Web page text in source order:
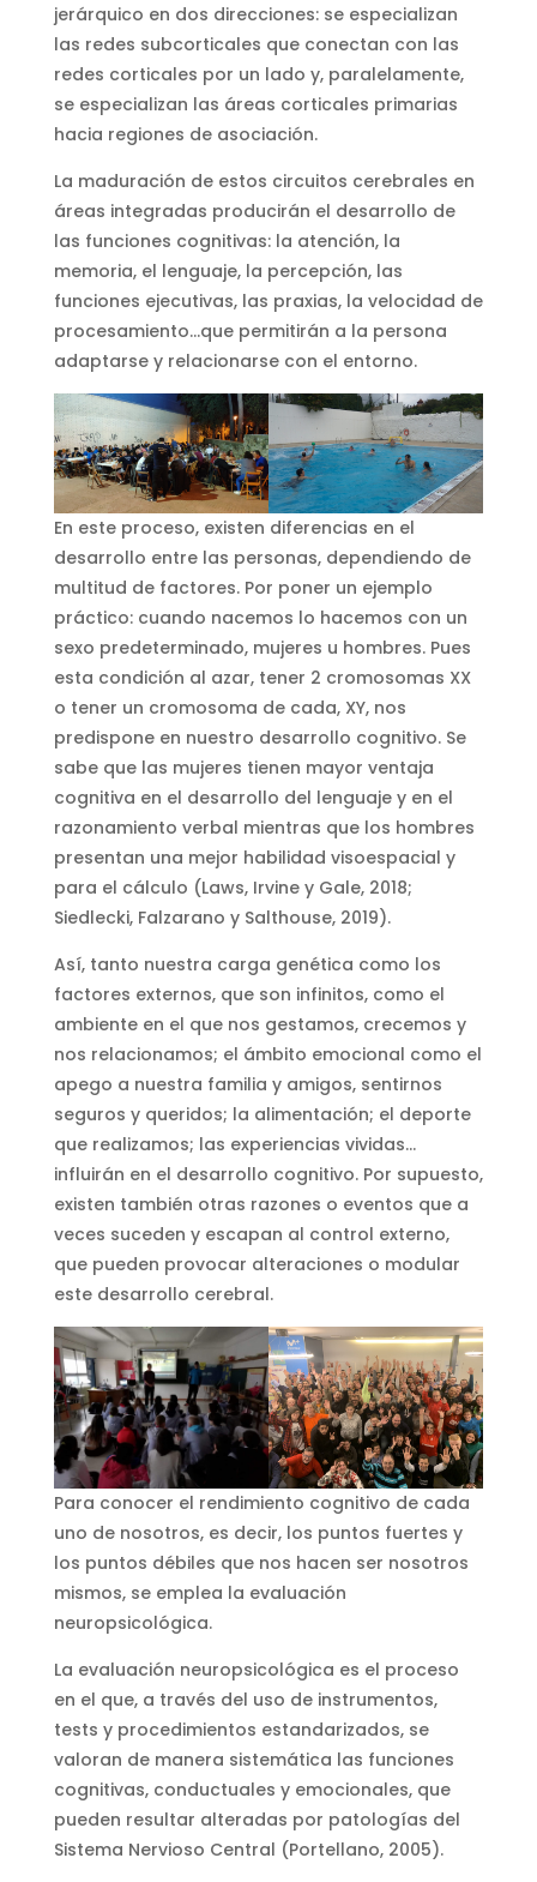
jerárquico en dos direcciones: se especializan
las redes subcorticales que conectan con las
redes corticales por un lado y, paralelamente,
se especializan las áreas corticales primarias
hacia regiones de asociación.
La maduración de estos circuitos cerebrales en
áreas integradas producirán el desarrollo de
las funciones cognitivas: la atención, la
memoria, el lenguaje, la percepción, las
funciones ejecutivas, las praxias, la velocidad de
procesamiento…que permitirán a la persona
adaptarse y relacionarse con el entorno.
En este proceso, existen diferencias en el
desarrollo entre las personas, dependiendo de
multitud de factores. Por poner un ejemplo
práctico: cuando nacemos lo hacemos con un
sexo predeterminado, mujeres u hombres. Pues
esta condición al azar, tener 2 cromosomas XX
o tener un cromosoma de cada, XY, nos
predispone en nuestro desarrollo cognitivo. Se
sabe que las mujeres tienen mayor ventaja
cognitiva en el desarrollo del lenguaje y en el
razonamiento verbal mientras que los hombres
presentan una mejor habilidad visoespacial y
para el cálculo (Laws, Irvine y Gale, 2018;
Siedlecki, Falzarano y Salthouse, 2019).
Así, tanto nuestra carga genética como los
factores externos, que son infinitos, como el
ambiente en el que nos gestamos, crecemos y
nos relacionamos; el ámbito emocional como el
apego a nuestra familia y amigos, sentirnos
seguros y queridos; la alimentación; el deporte
que realizamos; las experiencias vividas…
influirán en el desarrollo cognitivo. Por supuesto,
existen también otras razones o eventos que a
veces suceden y escapan al control externo,
que pueden provocar alteraciones o modular
este desarrollo cerebral.
Para conocer el rendimiento cognitivo de cada
uno de nosotros, es decir, los puntos fuertes y
los puntos débiles que nos hacen ser nosotros
mismos, se emplea la evaluación
neuropsicológica.
La evaluación neuropsicológica es el proceso
en el que, a través del uso de instrumentos,
tests y procedimientos estandarizados, se
valoran de manera sistemática las funciones
cognitivas, conductuales y emocionales, que
pueden resultar alteradas por patologías del
Sistema Nervioso Central (Portellano, 2005).